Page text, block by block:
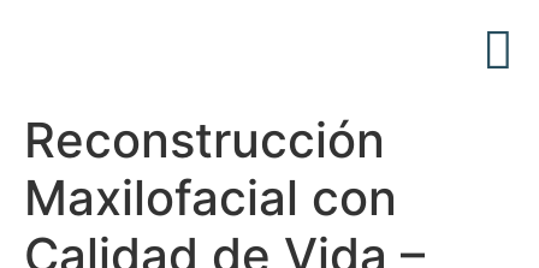
Reconstrucción
Maxilofacial con
Calidad de Vida –